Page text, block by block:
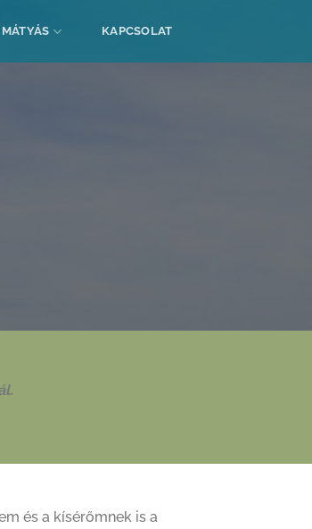
KAPCSOLAT
és a kísérőmnek is a